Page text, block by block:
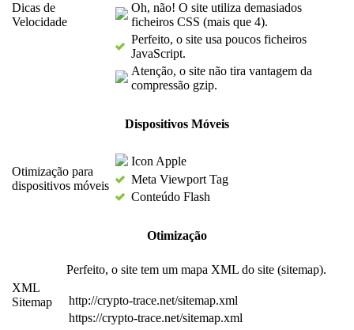
Dicas de
Velocidade
Oh, não! O site utiliza demasiados
ficheiros CSS (mais que 4).
Perfeito, o site usa poucos ficheiros
JavaScript.
Atenção, o site não tira vantagem da
compressão gzip.
Dispositivos Móveis
Otimização para
dispositivos móveis
Icon Apple
Meta Viewport Tag
Conteúdo Flash
Otimização
XML
Sitemap
Perfeito, o site tem um mapa XML do site (sitemap).
http://crypto-trace.net/sitemap.xml
https://crypto-trace.net/sitemap.xml